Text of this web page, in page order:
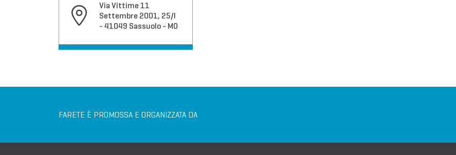
Via Vittime 11
Settembre 2001, 25/l
- 41049 Sassuolo - MO
FARETE È PROMOSSA E ORGANIZZATA DA